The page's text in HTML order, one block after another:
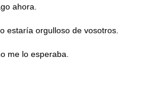
ahora.
estaría orgulloso de vosotros.
me lo esperaba.